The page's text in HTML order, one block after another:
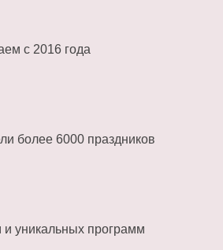
с 2016 года
более 6000 праздников
и уникальных программ